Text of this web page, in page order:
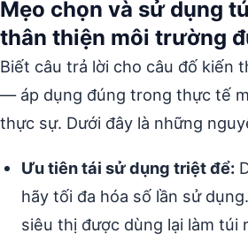
Mẹo chọn và sử dụng
thân thiện môi trường
Biết câu trả lời cho câu đố kiến
— áp dụng đúng trong thực tế
thực sự. Dưới đây là những
Ưu tiên tái sử dụng triệt để:
hãy tối đa hóa số lần sử
siêu thị được dùng lại làm túi